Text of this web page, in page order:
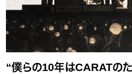
“僕らの10年はCARATの